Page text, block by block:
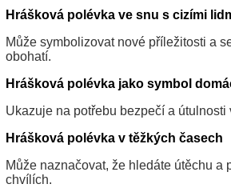
Hrášková polévka ve snu s cizími
Může symbolizovat nové příležitosti a
obohatí.
Hrášková polévka jako symbol
Ukazuje na potřebu bezpečí a útulnosti
Hrášková polévka v těžkých časech
Může naznačovat, že hledáte útěchu a
chvílích.